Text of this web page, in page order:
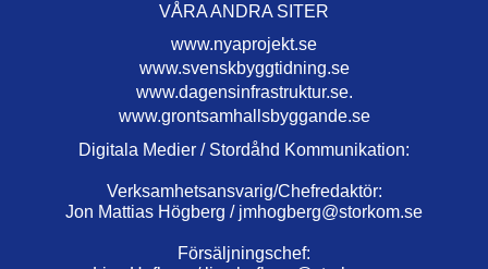
VÅRA ANDRA SITER
www.nyaprojekt.se
www.svenskbyggtidning.se
www.dagensinfrastruktur.se.
www.grontsamhallsbyggande.se
Digitala Medier / Stordåhd Kommunikation:
Verksamhetsansvarig/Chefredaktör:
Jon Mattias Högberg / jmhogberg@storkom.se
Försäljningschef: